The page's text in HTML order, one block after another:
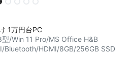
1万円台PC
/Win 11 Pro/MS Office H&B
Bluetooth/HDMI/8GB/256GB SSD